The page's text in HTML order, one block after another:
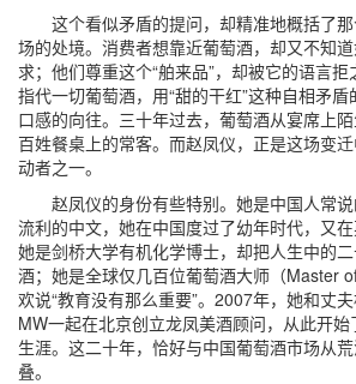
这个看似矛盾的提问，却精准地概括了那
场的处境。消费者想靠近葡萄酒，却又不知
求；他们尊重这个“舶来品”，却被它的语言拒
指代一切葡萄酒，用“甜的干红”这种自相矛
口感的向往。三十年过去，葡萄酒从宴席上
百姓餐桌上的常客。而赵凤仪，正是这场变
动者之一。
赵凤仪的身份有些特别。她是中国人常说
流利的中文，她在中国度过了幼年时代，又在
她是剑桥大学有机化学博士，却把人生中的
酒；她是全球仅几百位葡萄酒大师（Master
欢说“教育没有那么重要”。2007年，她和丈
MW一起在北京创立龙凤美酒顾问，从此开
生涯。这二十年，恰好与中国葡萄酒市场从
叠。